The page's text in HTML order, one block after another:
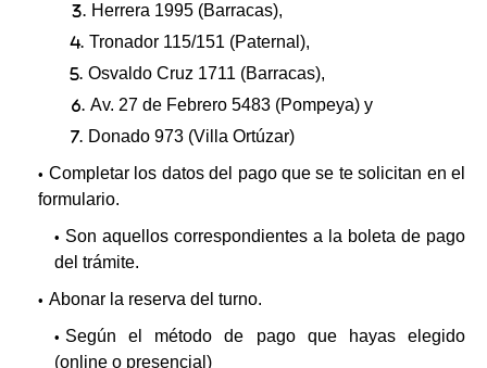
Herrera 1995 (Barracas),
Tronador 115/151 (Paternal),
Osvaldo Cruz 1711 (Barracas),
Av. 27 de Febrero 5483 (Pompeya) y
Donado 973 (Villa Ortúzar)
Completar los datos del pago que se te solicitan en el
formulario.
Son aquellos correspondientes a la boleta de pago
del trámite.
Abonar la reserva del turno.
Según el método de pago que hayas elegido
(online o presencial)